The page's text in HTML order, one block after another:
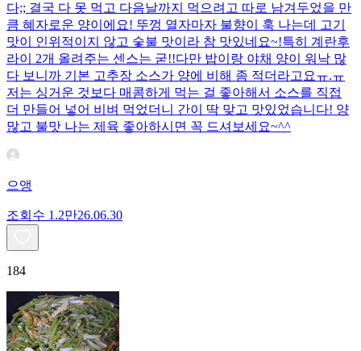
다;; 결국 다 못 먹고 다음날까지 먹으려고 따로 남겨두었을 만
큼 혜자로운 양이에요! 뚜껑 열자마자 불향이 훅 나는데 고기
맛이 인위적이지 않고 숯불 맛이라 참 맛있네요~!특히 계란후
라이 2개 올려주는 센스는 굳!! ​다만 밥이랑 야채 양이 워낙 많
다 보니까 기본 고추장 소스가 양에 비해 좀 적더라고요ㅠ.ㅠ
저는 싱거운 것보다 매콤하게 먹는 걸 좋아해서 소스를 직접
더 만들어 넣어 비벼 먹었더니 간이 딱 맞고 맛있었습니다! 양
많고 불맛 나는 제육 좋아하시면 꼭 드셔보세요~^^
으앵
조회수 1.2만26.06.30
184